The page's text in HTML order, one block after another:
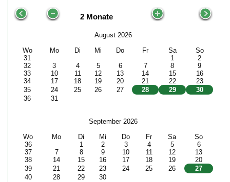
2 Monate
August 2026
Wo
Mo Di Mi Do Fr Sa
So
31
1
2
32
3 4 5 6 7 8
9
33
10 11 12 13 14 15
16
34
17 18 19 20 21 22
23
35
24 25 26 27 28 29
30
36
31
September 2026
Wo
Mo Di Mi Do Fr Sa
So
36
1 2 3 4 5
6
37
7 8 9 10 11 12
13
38
14 15 16 17 18 19
20
39
21 22 23 24 25 26
27
40
28 29 30